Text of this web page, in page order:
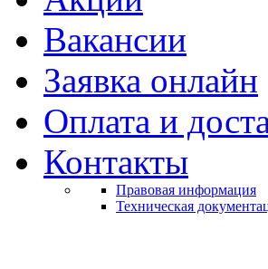
Вакансии
Заявка онлайн
Оплата и
Контакты
Правовая информация
Техническая